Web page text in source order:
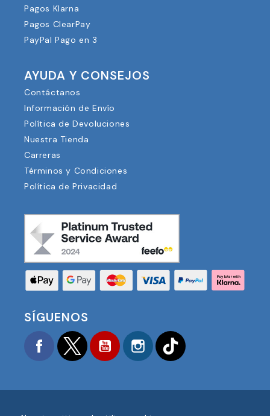
Pagos Klarna
Pagos ClearPay
PayPal Pago en 3
AYUDA Y CONSEJOS
Contáctanos
Información de Envío
Política de Devoluciones
Nuestra Tienda
Carreras
Términos y Condiciones
Política de Privacidad
SÍGUENOS
FacebookTwitter YouTubeInstagram